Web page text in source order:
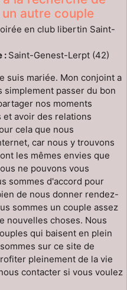
autre couple
en club libertin Saint-
: Saint-Genest-Lerpt (42)
suis mariée. Mon conjoint a
simplement passer du bon
nos moments
avoir des relations
cela que nous
car nous y trouvons
les mêmes envies que
ne pouvons vous
sommes d'accord pour
de nous donner rendez-
sommes un couple assez
nouvelles choses. Nous
qui baisent en plein
sur ce site de
pleinement de la vie
contacter si vous voulez